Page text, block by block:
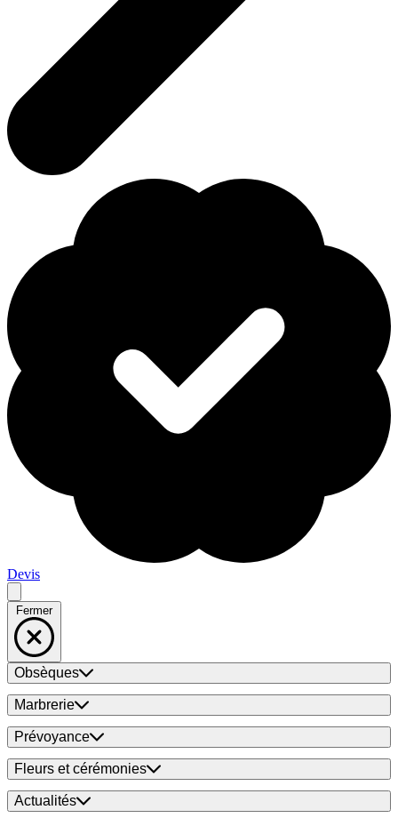
Devis
Fermer
Obsèques
Marbrerie
Prévoyance
Fleurs et cérémonies
Actualités